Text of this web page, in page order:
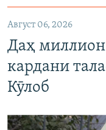
Август 06, 2026
Даҳ
кардани
Кӯлоб